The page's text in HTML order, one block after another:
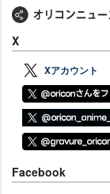
X
Xアカウント
Facebook